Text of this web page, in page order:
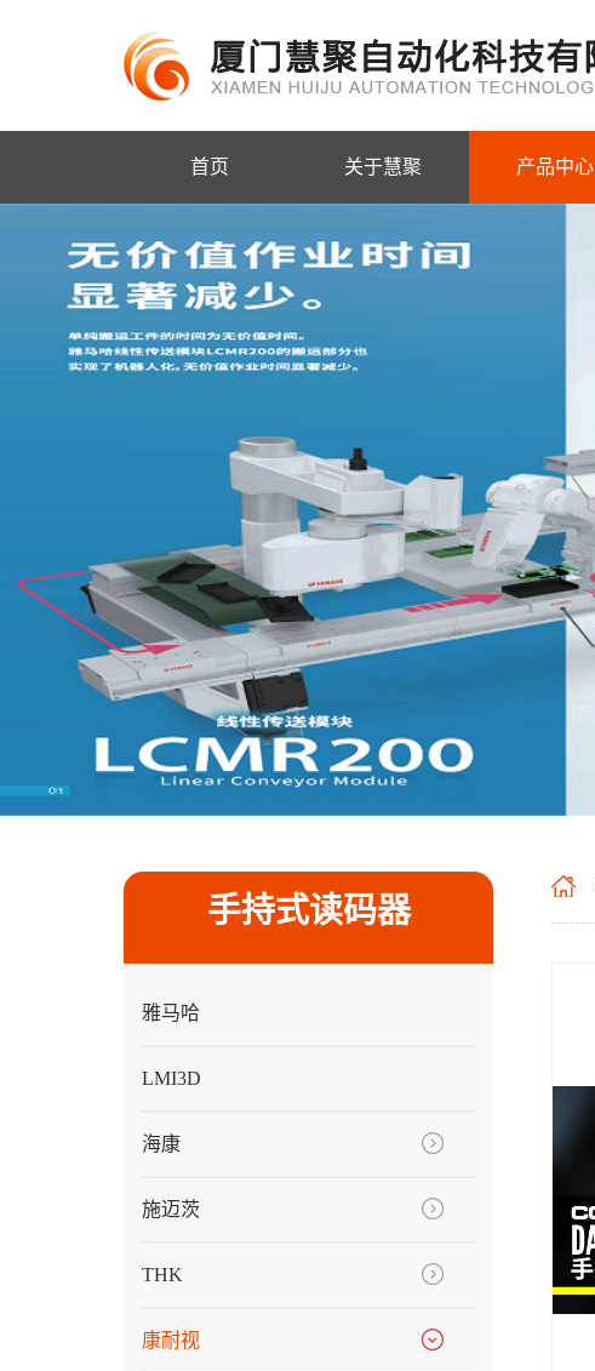
首页 关于慧聚 产品中心
手持式读码器
雅马哈
LMI3D
海康
施迈茨
THK
康耐视